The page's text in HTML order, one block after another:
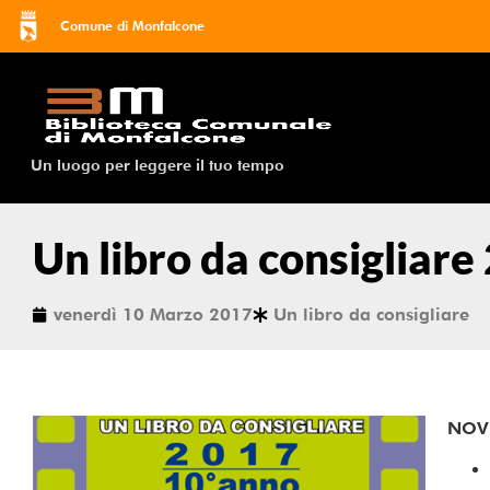
Comune di Monfalcone
Un luogo per leggere il tuo tempo
Un libro da consigliare
venerdì 10 Marzo 2017 Un libro da consigliare